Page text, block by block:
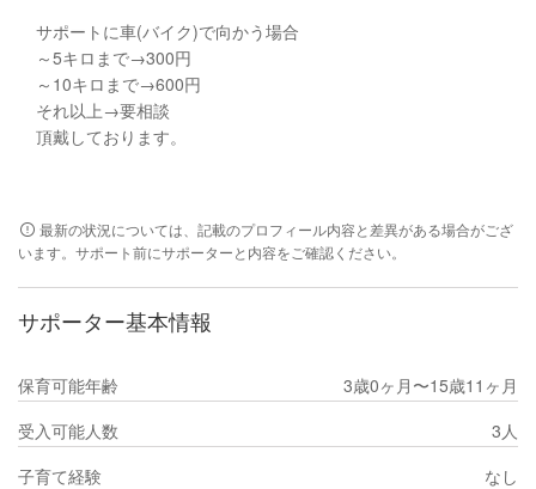
サポートに車(バイク)で向かう場合
～5キロまで→300円
～10キロまで→600円
それ以上→要相談
頂戴しております。
最新の状況については、記載のプロフィール内容と差異がある場合がござ
います。サポート前にサポーターと内容をご確認ください。
サポーター基本情報
保育可能年齢
3歳0ヶ月〜15歳11ヶ月
受入可能人数
3人
子育て経験
なし